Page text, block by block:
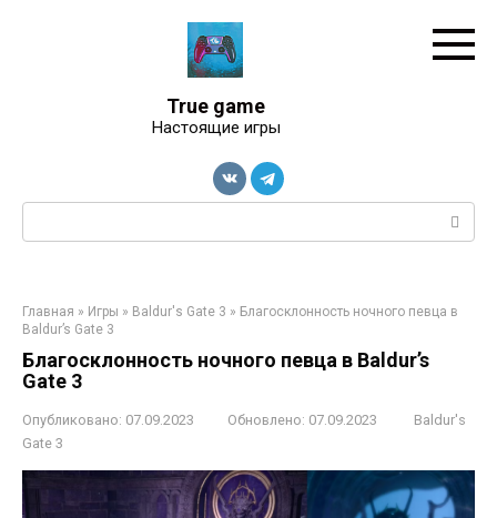
True game
Настоящие игры
Поиск:
Главная » Игры » Baldur's Gate 3 » Благосклонность ночного певца в
Baldur’s Gate 3
Благосклонность ночного певца в Baldur’s
Gate 3
Опубликовано: 07.09.2023 Обновлено: 07.09.2023
Baldur's
Gate 3